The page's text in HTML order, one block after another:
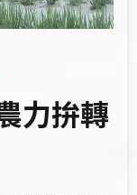
力拚轉